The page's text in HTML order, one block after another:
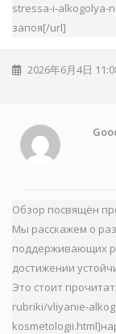
stressa-i-alkogolya-
запоя[/url]
2026年6月4日
Обзор посвящён
Мы расскажем о
поддерживающих
достижении
Это стоит
rubriki/vliyanie-